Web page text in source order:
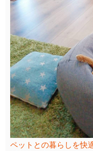
ペットとの暮らしを快